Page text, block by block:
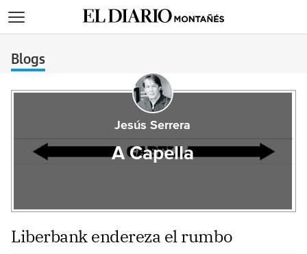
Blogs
Jesús Serrera
A Capella
Liberbank endereza el rumbo